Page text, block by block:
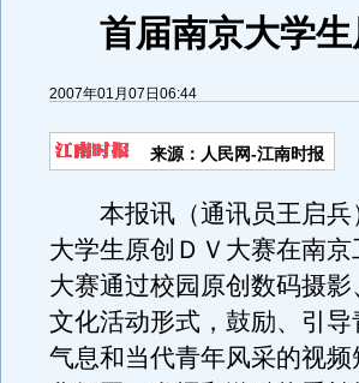
首届南京大学
2007年01月07日06:44
来源：人民网-江南时报
本报讯（通讯员王启兵
大学生原创ＤＶ大赛在南
大赛通过校园原创数码摄
文化活动形式，鼓励、引
气息和当代青年风采的视